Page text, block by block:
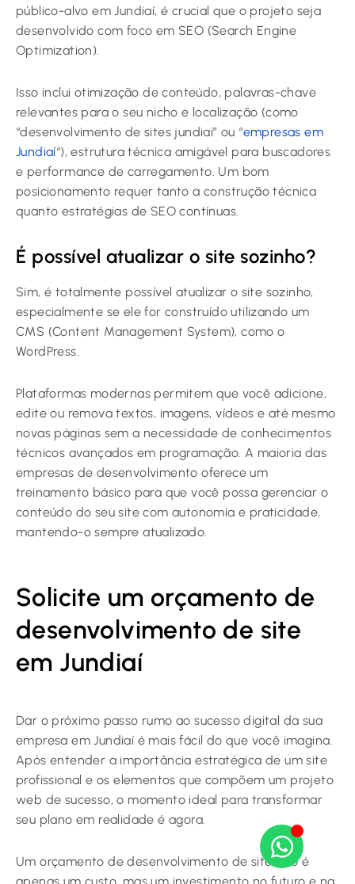
público-alvo em Jundiaí, é crucial que o projeto seja
desenvolvido com foco em SEO (Search Engine
Optimization).
Isso inclui otimização de conteúdo, palavras-chave
relevantes para o seu nicho e localização (como
“desenvolvimento de sites jundiai” ou “empresas em
Jundiaí“), estrutura técnica amigável para buscadores
e performance de carregamento. Um bom
posicionamento requer tanto a construção técnica
quanto estratégias de SEO contínuas.
É possível atualizar o site sozinho?
Sim, é totalmente possível atualizar o site sozinho,
especialmente se ele for construído utilizando um
CMS (Content Management System), como o
WordPress.
Plataformas modernas permitem que você adicione,
edite ou remova textos, imagens, vídeos e até mesmo
novas páginas sem a necessidade de conhecimentos
técnicos avançados em programação. A maioria das
empresas de desenvolvimento oferece um
treinamento básico para que você possa gerenciar o
conteúdo do seu site com autonomia e praticidade,
mantendo-o sempre atualizado.
Solicite um orçamento de
desenvolvimento de site
em Jundiaí
Dar o próximo passo rumo ao sucesso digital da sua
empresa em Jundiaí é mais fácil do que você imagina.
Após entender a importância estratégica de um site
profissional e os elementos que compõem um projeto
web de sucesso, o momento ideal para transformar
seu plano em realidade é agora.
Um orçamento de desenvolvimento de site não é